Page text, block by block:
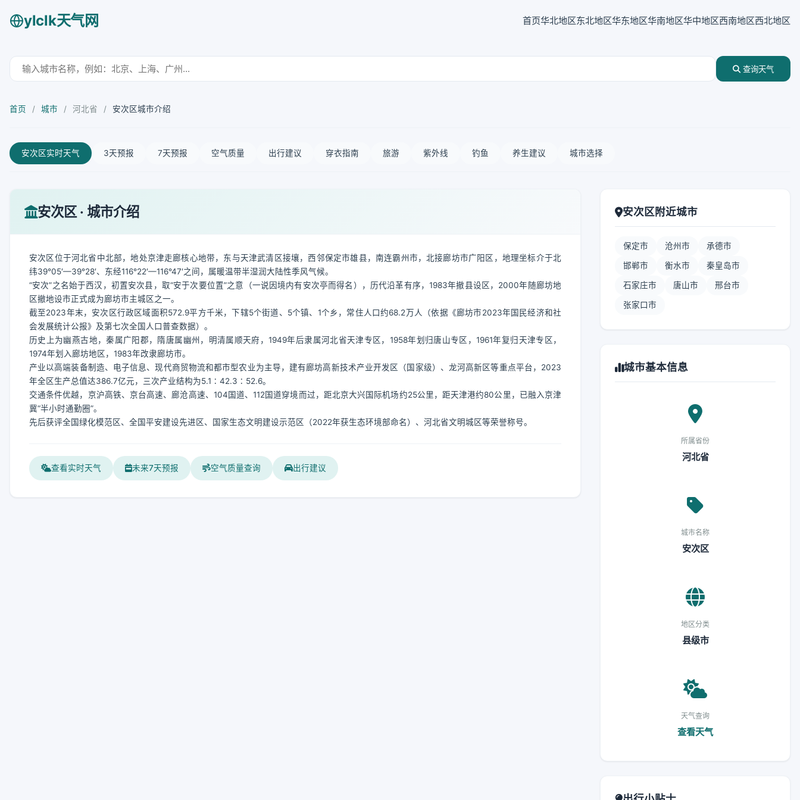
ylclk天气网 首页华北地区东北地区华东地区华南地区华中地区西南地区西北地区
查询天气
首页 / 城市 / 河北省 / 安次区城市介绍
安次区实时天气 3天预报 7天预报 空气质量 出行建议 穿衣指南 旅游 紫外线 钓鱼 养生建议 城市选择
安次区 · 城市介绍
安次区位于河北省中北部，地处京津走廊核心地带，东与天津武清区接壤，西邻保定市雄县，南连霸州市，北接廊坊市广阳区，地理坐标介于北
纬39°05′—39°28′、东经116°22′—116°47′之间，属暖温带半湿润大陆性季风气候。
“安次”之名始于西汉，初置安次县，取“安于次要位置”之意（一说因境内有安次亭而得名），历代沿革有序，1983年撤县设区，2000年随廊坊地
区撤地设市正式成为廊坊市主城区之一。
截至2023年末，安次区行政区域面积572.9平方千米，下辖5个街道、5个镇、1个乡，常住人口约68.2万人（依据《廊坊市2023年国民经济和社
会发展统计公报》及第七次全国人口普查数据）。
历史上为幽燕古地，秦属广阳郡，隋唐属幽州，明清属顺天府，1949年后隶属河北省天津专区，1958年划归唐山专区，1961年复归天津专区，
1974年划入廊坊地区，1983年改隶廊坊市。
产业以高端装备制造、电子信息、现代商贸物流和都市型农业为主导，建有廊坊高新技术产业开发区（国家级）、龙河高新区等重点平台，2023
年全区生产总值达386.7亿元，三次产业结构为5.1∶42.3∶52.6。
交通条件优越，京沪高铁、京台高速、廊沧高速、104国道、112国道穿境而过，距北京大兴国际机场约25公里，距天津港约80公里，已融入京津
冀“半小时通勤圈”。
先后获评全国绿化模范区、全国平安建设先进区、国家生态文明建设示范区（2022年获生态环境部命名）、河北省文明城区等荣誉称号。
查看实时天气 未来7天预报 空气质量查询 出行建议
安次区附近城市
保定市 沧州市 承德市
邯郸市 衡水市 秦皇岛市
石家庄市 唐山市 邢台市
张家口市
城市基本信息
所属省份
河北省
城市名称
安次区
地区分类
县级市
天气查询
查看天气